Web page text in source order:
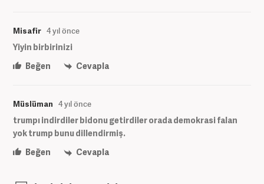
Misafir 4 yıl önce
Yiyin birbirinizi
Beğen
Cevapla
Müslüman 4 yıl önce
trumpı indirdiler bidonu getirdiler orada demokrasi falan
yok trump bunu dillendirmiş.
Beğen
Cevapla